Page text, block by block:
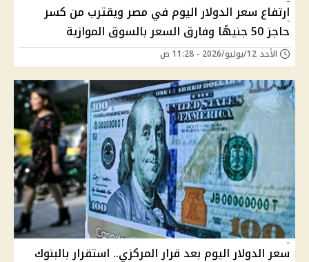
ارتفاع سعر الدولار اليوم في مصر ويقترب من كسر
حاجز 50 جنيهًا وفارق السعر بالسوق الموازية
الأحد 12/يوليو/2026 - 11:28 ص
سعر الدولار اليوم بعد قرار المركزي.. استقرار بالبنوك